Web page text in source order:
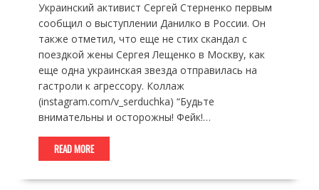
Украинский активист Сергей Стерненко первым
сообщил о выступлении Данилко в России. Он
также отметил, что еще не стих скандал с
поездкой жены Сергея Лещенко в Москву, как
еще одна украинская звезда отправилась на
гастроли к агрессору. Коллаж
(instagram.com/v_serduchka) “Будьте
внимательны и осторожны! Фейк!…
READ MORE